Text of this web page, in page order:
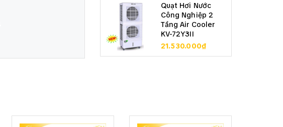
Quạt Hơi Nước
Công Nghiệp 2
Tầng Air Cooler
KV-72Y3II
21.530.000₫